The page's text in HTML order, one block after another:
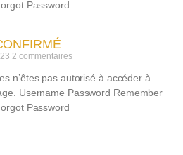
Password
2 commentaires
n’êtes pas autorisé à accéder à
Username Password Remember
Password